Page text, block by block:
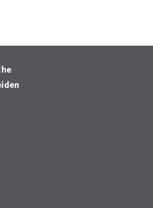
= 1 Jahr
um sich an der Website